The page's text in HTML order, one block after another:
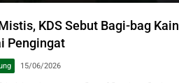
KDS Sebut Bagi-bag
Pengingat
15/06/2026